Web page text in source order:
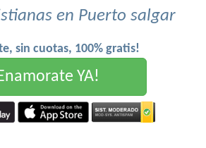
en Puerto salgar
sin cuotas, 100% gratis!
YA!